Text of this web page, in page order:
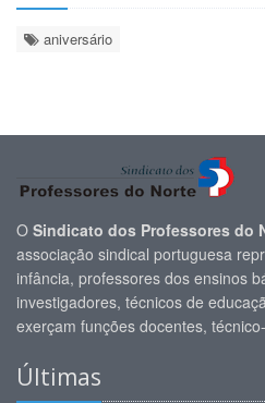
aniversário
O Sindicato dos Professores do
associação sindical portuguesa
infância, professores dos ensinos
investigadores, técnicos de
exerçam funções docentes,
Últimas